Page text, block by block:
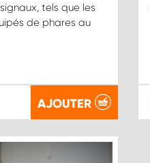
tels que les
de phares au
AJOUTER